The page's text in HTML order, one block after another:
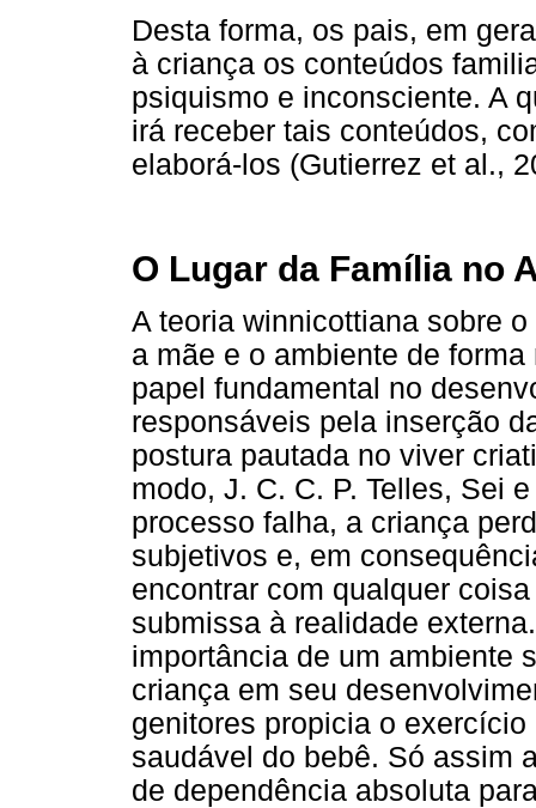
Desta forma, os pais, em
à criança os conteúdos
psiquismo e inconsciente. A
irá receber tais conteúdos,
elaborá-los (Gutierrez et al.,
O Lugar da Família no
A teoria winnicottiana sobre
a mãe e o ambiente de
papel fundamental no
responsáveis pela inserção
postura pautada no viver
modo, J. C. C. P. Telles, Sei
processo falha, a criança
subjetivos e, em
encontrar com qualquer
submissa à realidade
importância de um ambiente
criança em seu
genitores propicia o
saudável do bebê. Só assim
de dependência absoluta